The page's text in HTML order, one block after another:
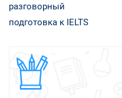
разговорный
подготовка к IELTS